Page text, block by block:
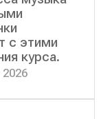
с этими
курса.
2026